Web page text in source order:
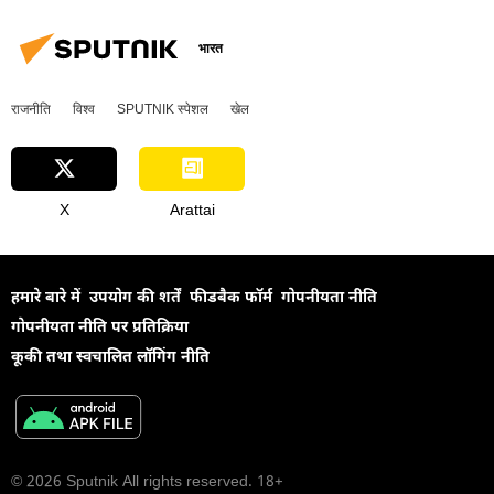
भारत
राजनीति विश्व SPUTNIK स्पेशल खेल
X Arattai
हमारे बारे में उपयोग की शर्तें फीडबैक फॉर्म गोपनीयता नीति
गोपनीयता नीति पर प्रतिक्रिया
कूकी तथा स्वचालित लॉगिंग नीति
© 2026 Sputnik All rights reserved. 18+